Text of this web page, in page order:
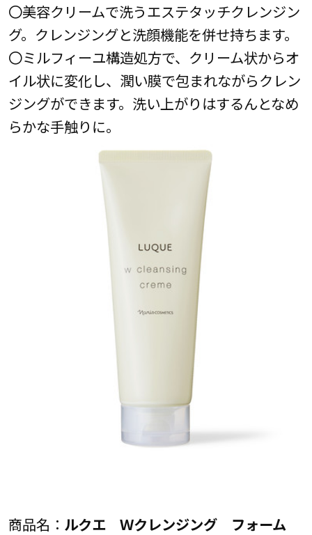
〇美容クリームで洗うエステタッチクレンジン
グ。クレンジングと洗顔機能を併せ持ちます。
〇ミルフィーユ構造処方で、クリーム状からオ
イル状に変化し、潤い膜で包まれながらクレン
ジングができます。洗い上がりはするんとなめ
らかな手触りに。
商品名： ルクエ Ｗクレンジング フォーム